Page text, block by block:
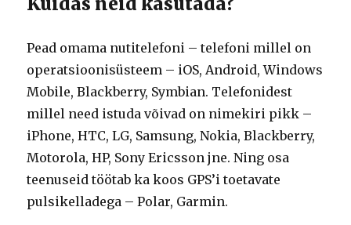
Pead omama nutitelefoni – telefoni millel on
operatsioonisüsteem – iOS, Android, Windows
Mobile, Blackberry, Symbian. Telefonidest
millel need istuda võivad on nimekiri pikk –
iPhone, HTC, LG, Samsung, Nokia, Blackberry,
Motorola, HP, Sony Ericsson jne. Ning osa
teenuseid töötab ka koos GPS’i toetavate
pulsikelladega – Polar, Garmin.